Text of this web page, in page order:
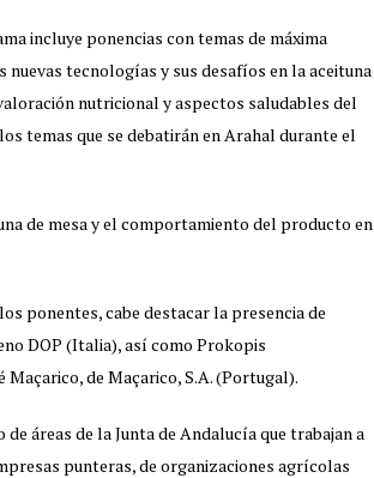
incluye ponencias con temas de máxima
tecnologías y sus desafíos en la aceituna
nutricional y aspectos saludables del
temas que se debatirán en Arahal durante el
de mesa y el comportamiento del producto en
ponentes, cabe destacar la presencia de
DOP (Italia), así como Prokopis
de Maçarico, S.A. (Portugal).
áreas de la Junta de Andalucía que trabajan a
punteras, de organizaciones agrícolas